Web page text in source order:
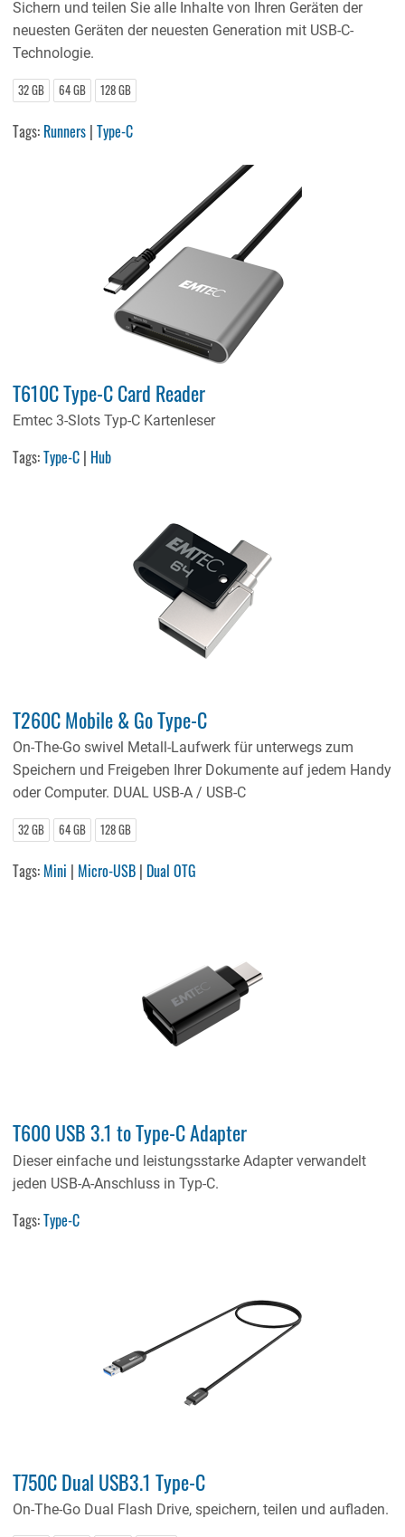
Sichern und teilen Sie alle Inhalte von Ihren Geräten der
neuesten Geräten der neuesten Generation mit USB-C-
Technologie.
32 GB 64 GB 128 GB
Tags: Runners |Type-C
T610C Type-C Card Reader
Emtec 3-Slots Typ-C Kartenleser
Tags:Type-C | Hub
T260C Mobile & Go Type-C
On-The-Go swivel Metall-Laufwerk für unterwegs zum
Speichern und Freigeben Ihrer Dokumente auf jedem Handy
oder Computer. DUAL USB-A / USB-C
32 GB 64 GB 128 GB
Tags: Mini | Micro-USB | Dual OTG
T600 USB 3.1 to Type-C Adapter
Dieser einfache und leistungsstarke Adapter verwandelt
jeden USB-A-Anschluss in Typ-C.
Tags:Type-C
T750C Dual USB3.1 Type-C
On-The-Go Dual Flash Drive, speichern, teilen und aufladen.